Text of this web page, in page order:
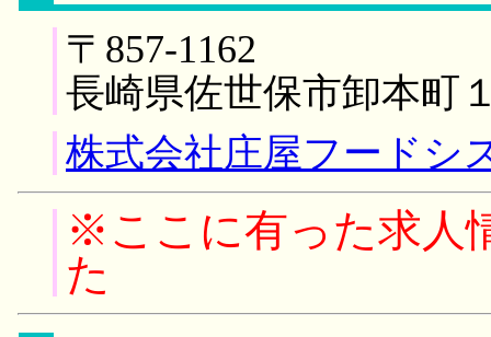
〒857-1162
長崎県佐世保市卸本町
株式会社庄屋フードシ
※ここに有った求人
た